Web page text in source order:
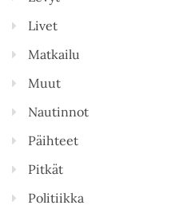
Livet
Matkailu
Muut
Nautinnot
Päihteet
Pitkät
Politiikka